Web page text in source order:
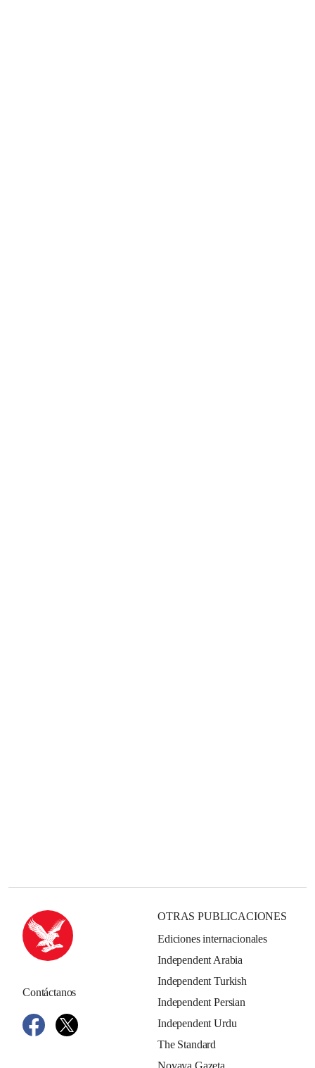
Contáctanos
OTRAS PUBLICACIONES
Ediciones internacionales
Independent Arabia
Independent Turkish
Independent Persian
Independent Urdu
The Standard
Novaya Gazeta